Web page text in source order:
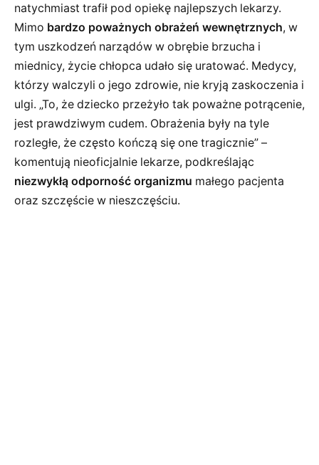
natychmiast trafił pod opiekę najlepszych lekarzy.
Mimo bardzo poważnych obrażeń wewnętrznych, w
tym uszkodzeń narządów w obrębie brzucha i
miednicy, życie chłopca udało się uratować. Medycy,
którzy walczyli o jego zdrowie, nie kryją zaskoczenia i
ulgi. „To, że dziecko przeżyło tak poważne potrącenie,
jest prawdziwym cudem. Obrażenia były na tyle
rozległe, że często kończą się one tragicznie” –
komentują nieoficjalnie lekarze, podkreślając
niezwykłą odporność organizmu małego pacjenta
oraz szczęście w nieszczęściu.